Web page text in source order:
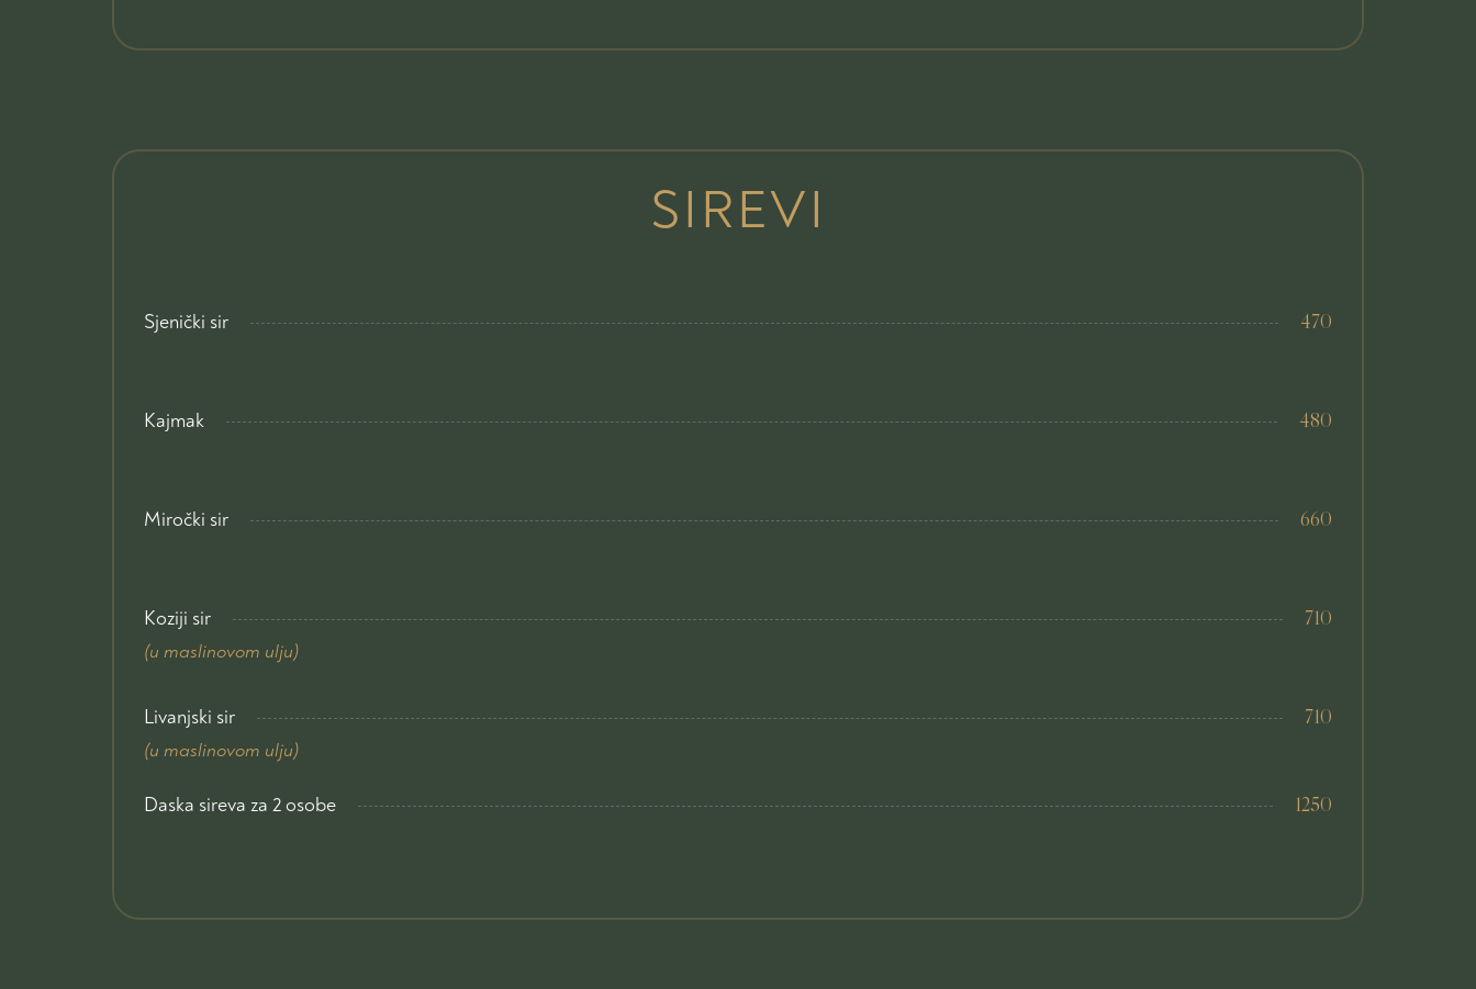
SIREVI
Sjenički sir 470
Kajmak 480
Miročki sir 660
Koziji sir 710
(u maslinovom ulju)
Livanjski sir 710
(u maslinovom ulju)
Daska sireva za 2 osobe 1250